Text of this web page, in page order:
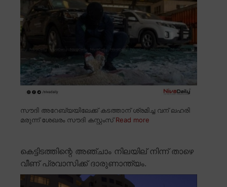
സൗദി അറേബ്യയിലേക്ക് കടത്താന് ശ്രമിച്ച വന് ലഹരി
മരുന്ന് ശേഖരം സൗദി കസ്റ്റംസ്Read more
കെട്ടിടത്തിന്റെ അഞ്ചാം നിലയില് നിന്ന് താഴെ
വീണ് പ്രവാസിക്ക് ദാരുണാന്ത്യം.